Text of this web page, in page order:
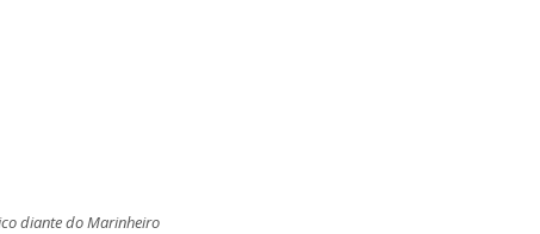
diante do Marinheiro